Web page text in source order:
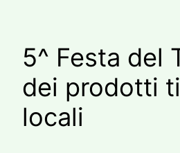
5^ Festa del
dei prodotti
locali